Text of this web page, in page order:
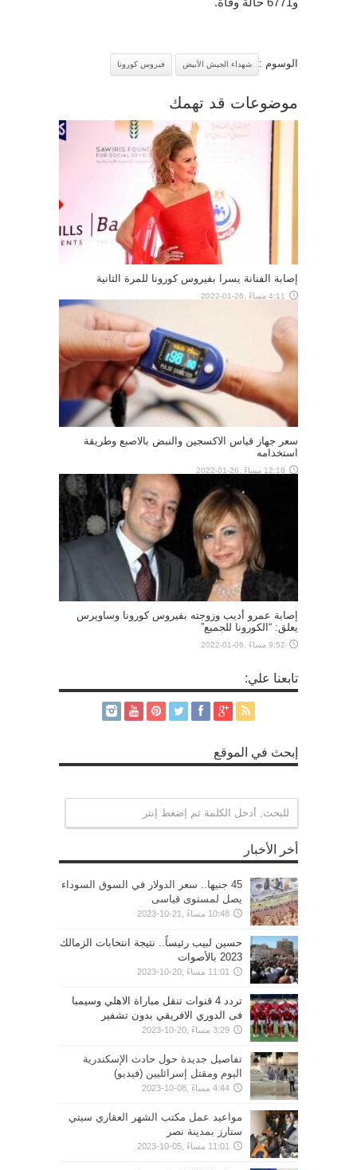
الوسوم : شهداء الجيش الأبيض فيروس كورونا
موضوعات قد تهمك
إصابة الفنانة يسرا بفيروس كورونا للمرة الثانية
4:11 مساءً ,26-01-2022
سعر جهاز قياس الاكسجين والنبض بالاصبع وطريقة
استخدامه
12:18 مساءً ,26-01-2022
إصابة عمرو أديب وزوجته بفيروس كورونا وساويرس
يعلق: “الكورونا للجميع”
9:52 مساءً ,06-01-2022
تابعنا علي:
إبحث في الموقع
أخر الأخبار
45 جنيها.. سعر الدولار في السوق السوداء
يصل لمستوى قياسى
10:48 مساءً ,21-10-2023
حسين لبيب رئيساً.. نتيجة انتخابات الزمالك
2023 بالأصوات
11:01 مساءً ,20-10-2023
تردد 4 قنوات تنقل مباراة الاهلي وسيمبا
فى الدوري الافريقي بدون تشفير
3:29 مساءً ,20-10-2023
تفاصيل جديدة حول حادث الإسكندرية
اليوم ومقتل إسرائليين (فيديو)
4:44 مساءً ,08-10-2023
مواعيد عمل مكتب الشهر العقاري سيتي
ستارز بمدينة نصر
11:01 مساءً ,05-10-2023